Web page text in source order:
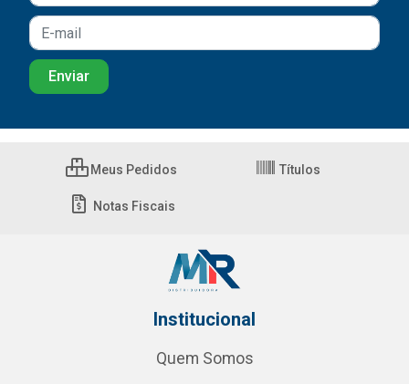
Meus Pedidos Títulos
Notas Fiscais
Institucional
Quem Somos